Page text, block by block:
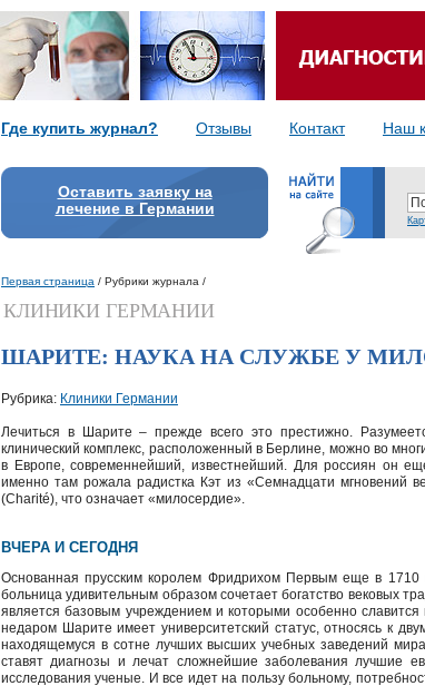
Где купить журнал? Отзывы Контакт Наш
Оставить заявку на
лечение в Германии
Первая страница / Рубрики журнала /
КЛИНИКИ ГЕРМАНИИ
ШАРИТЕ: НАУКА НА СЛУЖБЕ У
Рубрика: Клиники Германии
Лечиться в Шарите – прежде всего это престижно.
клинический комплекс, расположенный в Берлине, можно во
в Европе, современнейший, известнейший. Для россиян он
именно там рожала радистка Кэт из «Семнадцати мгновений
(Charité), что означает «милосердие».
ВЧЕРА И СЕГОДНЯ
Основанная прусским королем Фридрихом Первым еще в
больница удивительным образом сочетает богатство вековых
является базовым учреждением и которыми особенно
недаром Шарите имеет университетский статус, относясь к
находящемуся в сотне лучших высших учебных заведений
ставят диагнозы и лечат сложнейшие заболевания лучшие
исследования ученые. И все идет на пользу больному,